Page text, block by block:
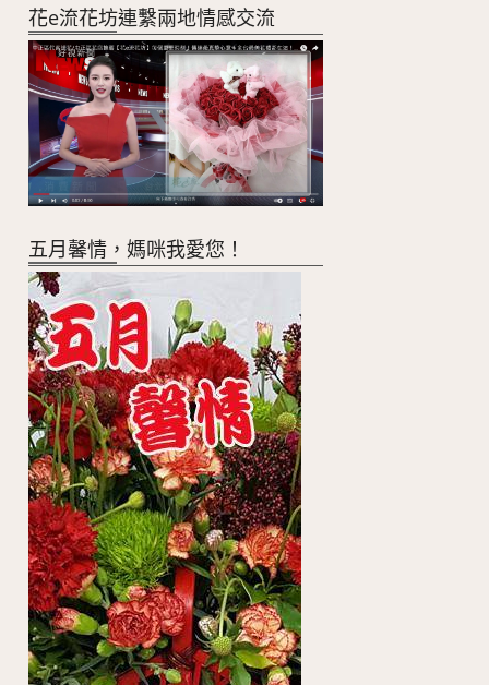
花e流花坊連繫兩地情感交流
五月馨情，媽咪我愛您！